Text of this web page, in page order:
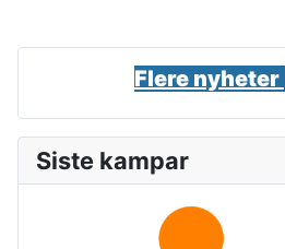
Flere nyheter |
Siste kampar